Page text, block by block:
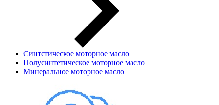
Синтетическое моторное масло
Полусинтетическое моторное масло
Минеральное моторное масло